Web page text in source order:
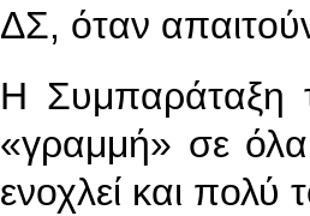
ΔΣ, όταν
Η Συμπαράταξη
«γραμμή» σε
ενοχλεί και